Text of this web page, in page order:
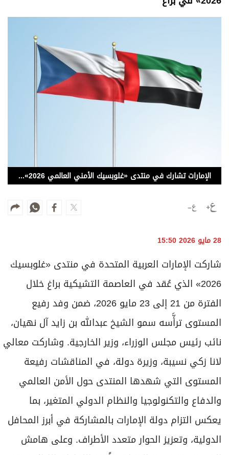
الترفيه
الذكاء الاصطناعي
تغطيات
إنفوجراف
قصة صورة
كاريكتير
الأحوال الجوية
الإمارات تشارك في منتدى «غلوبسيك الأمني العالمي 2026» في براغ
28 مايو 2026 15:50
شاركت الإمارات العربية المتحدة في منتدى «غلوبسيك
2026» الذي عُقد في العاصمة التشيكية براغ خلال
الفترة من 21 إلى 23 مايو 2026، ضمن وفد رفيع
المستوى ترأَّسه سمو الشيخ عبدالله بن زايد آل نهيان،
نائب رئيس مجلس الوزراء، وزير الخارجية. وشاركت معالي
لانا زكي نسيبة، وزيرة دولة، في المناقشات رفيعة
المستوى التي شهدها المنتدى حول الأمن العالمي
والدفاع والتكنولوجيا والنظام الدولي المتغير، بما
يعكس التزام دولة الإمارات بالمشاركة في أبرز المحافل
الدولية، وتعزيز الحوار متعدد الأطراف. وعلى هامش